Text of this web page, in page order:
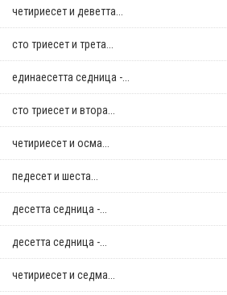
четириесет и деветта...
сто триесет и трета...
единаесетта седница -...
сто триесет и втора...
четириесет и осма...
педесет и шеста...
десетта седница -...
десетта седница -...
четириесет и седма...